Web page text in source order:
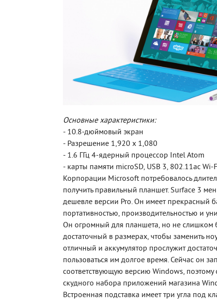
Основные характеристики:
- 10.8-дюймовый экран
- Разрешение 1,920 х 1,080
- 1.6 ГГц 4-ядерный процессор Intel Atom
- карты памяти microSD, USB 3, 802.11ac Wi-
Корпорации Microsoft потребовалось
получить правильный планшет. Surface 3
дешевле версии Pro. Он имеет прекрасный
портативностью, производительностью и
Он огромный для планшета, но не слишком
достаточный в размерах, чтобы заменить
отличный и аккумулятор прослужит
пользоваться им долгое время. Сейчас он
соответствующую версию Windows, поэтому
скудного набора приложений магазина
Встроенная подставка имеет три угла под